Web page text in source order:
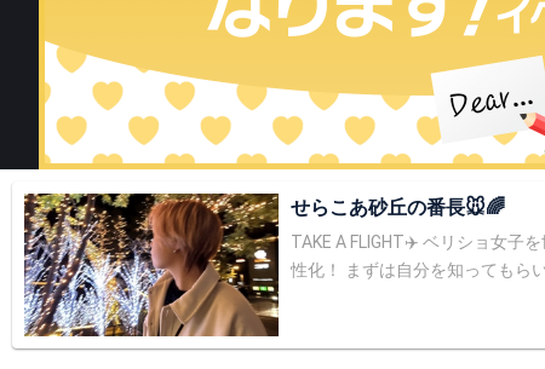
せらこあ砂丘の番長🐭🌈
TAKE A FLIGHT✈️ ベリショ女子を世の中に広めたい🌈 幅広く活躍したいと思ってます。 鳥取という小さな県からビッグスターを皆さん一緒に出してくれませんか！？ 鳥取活
性化！ まずは自分を知ってもらいたい！ 良かったら仲良くしてくださ
放送フジテレビ系連続ドラマ 出演 👉TOTTORI STARLAB.COLLECTION vol.2 ランウェイ 👉KーSTAGE 4th🇰🇷 ファイナリスト 審査員賞（Roseemotion賞🌹） ✔︎Kー